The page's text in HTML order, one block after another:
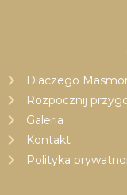
Dlaczego
Rozpocznij
Galeria
Kontakt
Polityka